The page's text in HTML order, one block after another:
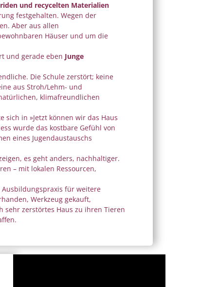
und recycelten Materialien
festgehalten. Wegen der
Aber aus allen
Häuser und um die
und gerade eben Junge
Die Schule zerstört; keine
aus Stroh/Lehm- und
klimafreundlichen
sich in »Jetzt können wir das Haus
wurde das kostbare Gefühl von
eines Jugendaustauschs
es geht anders, nachhaltiger.
– mit lokalen Ressourcen,
Ausbildungspraxis für weitere
Werkzeug gekauft,
sehr zerstörtes Haus zu ihren Tieren